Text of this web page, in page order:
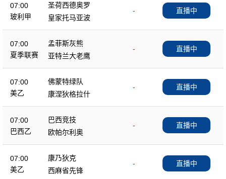
07:00
玻利甲
圣荷西德奥罗
-
皇家托马亚波
直播中
07:00
夏季联赛
孟菲斯灰熊
-
亚特兰大老鹰
直播中
07:00
美乙
佛蒙特绿队
-
康涅狄格拉什
直播中
07:00
巴西乙
巴西竞技
-
欧帕尔利奥
直播中
07:00
美乙
康乃狄克
-
西麻省先锋
直播中